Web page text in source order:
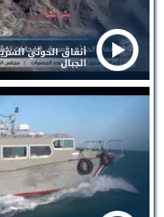
أنفاق الحوثي
الجبال